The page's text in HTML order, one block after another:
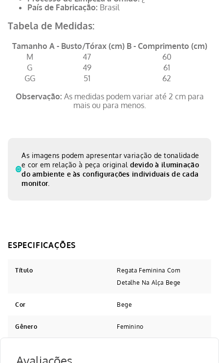
País de Fabricação: Brasil
Tabela de Medidas:
Tamanho A - Busto/Tórax (cm) B - Comprimento (cm)
M
47
60
G
49
61
GG
51
62
Observação: As medidas podem variar até 2 cm para
mais ou para menos.
As imagens podem apresentar variação de tonalidade
e cor em relação à peça original devido à iluminação
do ambiente e às configurações individuais de cada
monitor.
Título
Regata Feminina Com
Detalhe Na Alça Bege
Cor Bege
Gênero Feminino